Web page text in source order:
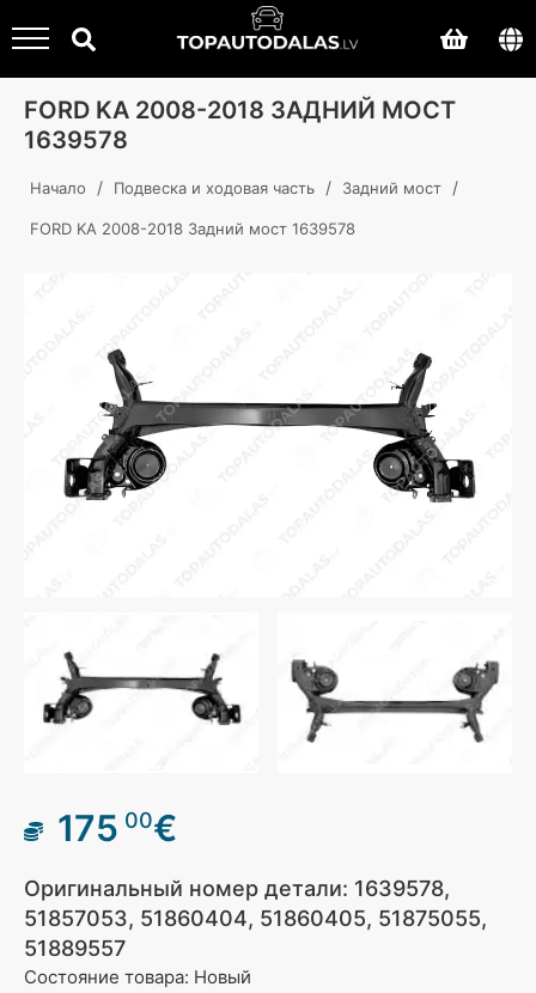
FORD KA 2008-2018 ЗАДНИЙ МОСТ
1639578
Начало / Подвеска и ходовая часть / Задний мост /
FORD KA 2008-2018 Задний мост 1639578
175 00€
Оригинальный номер детали: 1639578,
51857053, 51860404, 51860405, 51875055,
51889557
Состояние товара: Новый